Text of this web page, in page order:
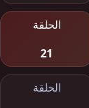
الحلقة
21
الحلقة